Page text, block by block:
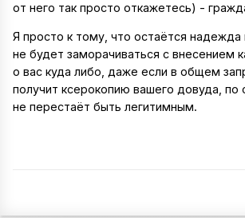
от него так просто откажетесь) -
Я просто к тому, что остаётся надежда
не будет заморачиваться с внесением
о вас куда либо, даже если в общем
получит ксерокопию вашего довуда, по
не перестаёт быть легитимным.